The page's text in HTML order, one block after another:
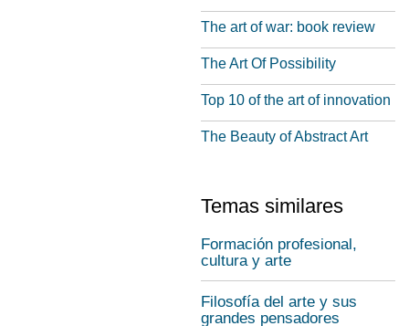
The art of war: book review
The Art Of Possibility
Top 10 of the art of innovation
The Beauty of Abstract Art
Temas similares
Formación profesional,
cultura y arte
Filosofía del arte y sus
grandes pensadores